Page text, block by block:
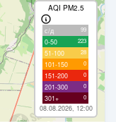
AQI PM2.5
с/д 99
0-50 223
51-100 28
101-150 0
151-200 0
201-300 0
301+ 0
08.08.2026, 12:00